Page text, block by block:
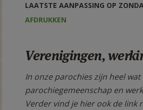
LAATSTE AANPASSING OP
AFDRUKKEN
Verenigingen,
In onze parochies zijn heel
parochiegemeenschap en
Verder vind je hier ook de link